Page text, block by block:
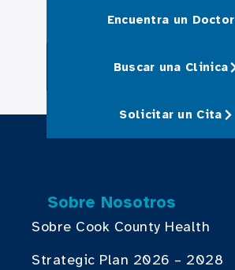
Encuentra un Doctor
Buscar una Clinica
Solicitar un Cita
Sobre Nosotros
Sobre Cook County Health
Strategic Plan 2026 – 2028